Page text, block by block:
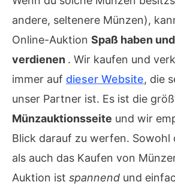
andere, seltenere Münzen),
Online-Auktion Spaß haben
verdienen . Wir kaufen und
immer auf dieser Website, die
unser Partner ist. Es ist die
Münzauktionsseite und wir
Blick darauf zu werfen. Sowohl
als auch das Kaufen von
Auktion ist spannend und